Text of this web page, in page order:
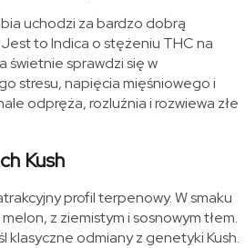
uchodzi za bardzo dobrą
to Indica o stężeniu THC na
świetnie sprawdzi się w
stresu, napięcia mięśniowego i
odpręża, rozluźnia i rozwiewa złe
Kush
profil terpenowy. W smaku
z ziemistym i sosnowym tłem.
klasyczne odmiany z genetyki Kush.